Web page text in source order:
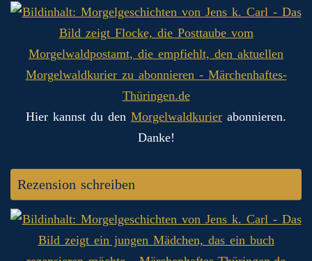
Hier kannst du den Morgelwaldkurier abonnieren.
Danke!
Rezension schreiben